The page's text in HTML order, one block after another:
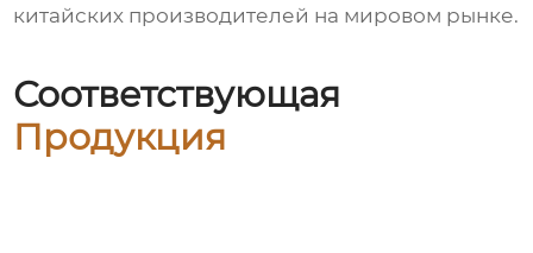
китайских производителей на мировом рынке.
Соответствующая
Продукция